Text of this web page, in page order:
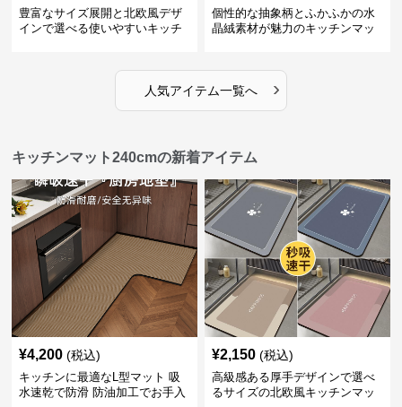
豊富なサイズ展開と北欧風デザ
インで選べる使いやすいキッチ
個性的な抽象柄とふかふかの水
晶絨素材が魅力のキッチンマッ
人気アイテム一覧へ ›
キッチンマット240cmの新着アイテム
¥4,200 (税込)
キッチンに最適なL型マット 吸
水速乾で防滑 防油加工でお手入
¥2,150 (税込)
高級感ある厚手デザインで選べ
るサイズの北欧風キッチンマッ